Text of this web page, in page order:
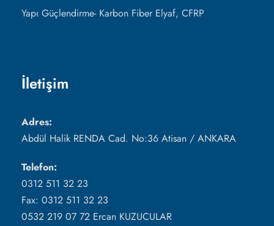
Yapı Güçlendirme- Karbon Fiber Elyaf, CFRP
İletişim
Adres:
Abdül Halik RENDA Cad. No:36 Atisan / ANKARA
Telefon:
0312 511 32 23
Fax: 0312 511 32 23
0532 219 07 72 Ercan KUZUCULAR